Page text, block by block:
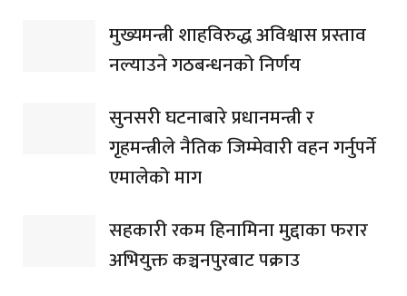
मुख्यमन्त्री शाहविरुद्ध अविश्वास प्रस्ताव
नल्याउने गठबन्धनको निर्णय
सुनसरी घटनाबारे प्रधानमन्त्री र
गृहमन्त्रीले नैतिक जिम्मेवारी वहन गर्नुपर्ने
एमालेको माग
सहकारी रकम हिनामिना मुद्दाका फरार
अभियुक्त कञ्चनपुरबाट पक्राउ